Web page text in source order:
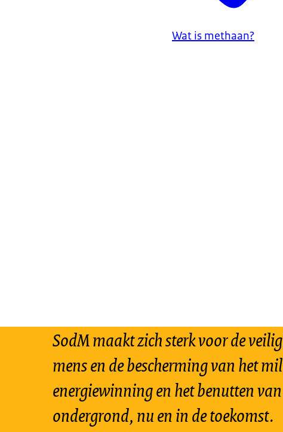
Wat is methaan?
SodM maakt zich sterk voor de
mens en de bescherming van het
energiewinning en het benutten
ondergrond, nu en in de toekomst.